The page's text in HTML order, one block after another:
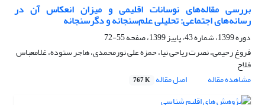
بررسی مقاله‌های نوسانات اقلیمی و میزان انعکاس آن در
رسانه‌های اجتماعی: تحلیلی علم‌سنجانه و دگرسنجانه
دوره 1399، شماره 43، پاییز 1399، صفحه
55-72
فروغ رحیمی، نصرت ریاحی نیا، حمزه علی نورمحمدی، هاجر ستوده، غلامعباس
فلاح
مشاهده مقاله
اصل مقاله 767 K